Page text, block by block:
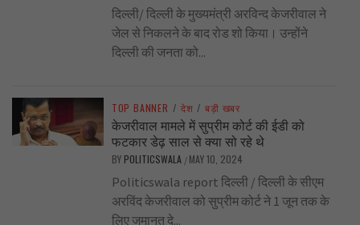
दिल्ली/ दिल्ली के मुख्यमंत्री अरविन्द केजरीवाल ने
जेल से निकलने के बाद रोड शो किया। उन्होंने
दिल्ली की जनता को...
TOP BANNER / देश / बड़ी खबर
केजरीवाल मामले में सुप्रीम कोर्ट की ईडी को
फटकार डेढ़ साल से क्या सो रहे थे
BY POLITICSWALA / MAY 10, 2024
Politicswala report दिल्ली / दिल्ली के सीएम
अरविंद केजरीवाल को सुप्रीम कोर्ट ने 1 जून तक के
लिए जमानत दे...